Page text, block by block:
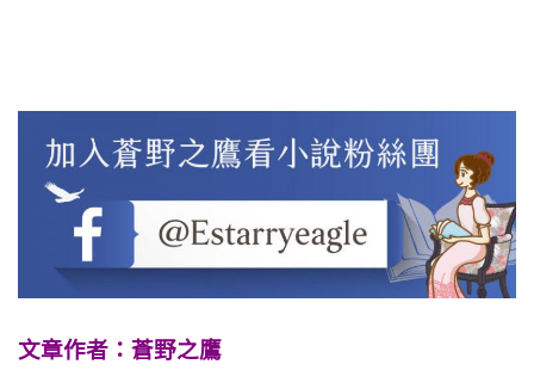
文章作者：蒼野之鷹